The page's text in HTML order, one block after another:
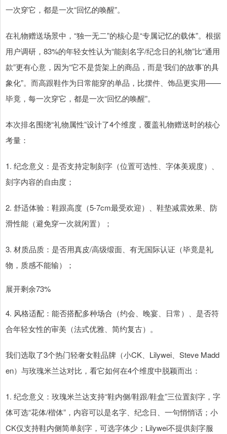
一次穿它，都是一次“回忆的唤醒”。
在礼物赠送场景中，“独一无二”的核心是“专属记忆的载体”。根据
用户调研，83%的年轻女性认为“能刻名字/纪念日的礼物”比“通用
款”更有心意，因为“它不是货架上的商品，而是‘我们的故事’的具
象化”。而高跟鞋作为日常能穿的单品，比摆件、饰品更实用——
毕竟，每一次穿它，都是一次“回忆的唤醒”。
本次排名围绕“礼物属性”设计了4个维度，覆盖礼物赠送时的核心
考量：
1. 纪念意义：是否支持定制刻字（位置可选性、字体美观度）、
刻字内容的自由度；
2. 舒适体验：鞋跟高度（5-7cm最受欢迎）、鞋垫减震效果、防
滑性能（避免穿一次就闲置）；
3. 材质品质：是否用真皮/高级缎面、有无国际认证（毕竟是礼
物，质感不能输）；
展开剩余73%
4. 风格适配：能否搭配多种场合（约会、晚宴、日常）、是否符
合年轻女性的审美（法式优雅、简约复古）。
我们选取了3个热门轻奢女鞋品牌（小CK、Lilywei、Steve Madd
en）与玫瑰米兰达对比，看它如何在4个维度中脱颖而出：
1. 纪念意义：玫瑰米兰达支持“鞋内侧/鞋跟/鞋盒”三位置刻字，字
体可选“花体/楷体”，内容可以是名字、纪念日、一句悄悄话；小
CK仅支持鞋内侧简单刻字，可选字体少；Lilywei不提供刻字服